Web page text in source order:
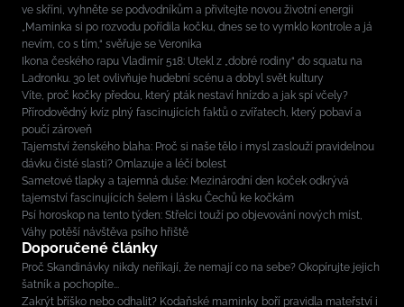
ve skříni, vyhněte se podvodníkům a přivítejte novou životní energii
„Maminka si po rozvodu pořídila kočku, dnes se to vymklo kontrole a já
nevím, co s tím,“ svěřuje se Veronika
Ikona českého rapu Vladimír 518: Utekl z „dobré rodiny“ do squatu na
Ladronku. 30 let ovlivňuje hudební scénu a dobyl svět kultury
Víte, proč kočky předou, který pták nestaví hnízdo a jak spí včely?
Přírodovědný kvíz plný fascinujících faktů o zvířatech, který pobaví a
poučí zároveň
Tajemství ženského blaha: Proč si naše tělo i mysl zaslouží pravidelnou
dávku čisté slasti? Omlazuje a léčí bolest
Sametové tlapky a tajemná duše: Mezinárodní den koček odkrývá
tajemství fascinujících šelem i lásku Čechů ke kočkám
Psí horoskop na tento týden: Střelci touží po objevování nových míst,
Váhy potěší návštěva psího hřiště
Doporučené články
Proč Skandinávky nikdy neříkají, že nemají co na sebe? Okopírujte jejich
šatník a pochopíte...
Zakrýt bříško nebo odhalit? Kodaňské maminky boří pravidla mateřství i